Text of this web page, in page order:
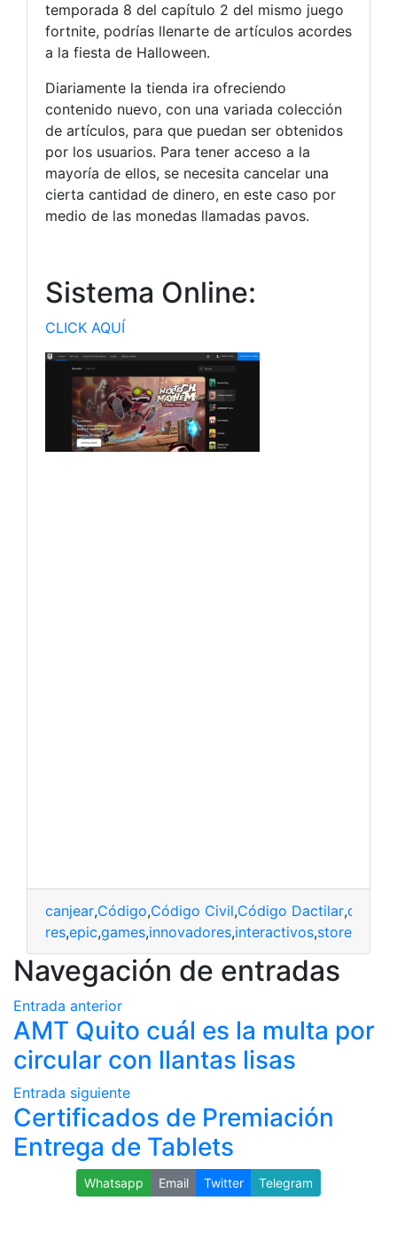
temporada 8 del capítulo 2 del mismo juego
fortnite, podrías llenarte de artículos acordes
a la fiesta de Halloween.
Diariamente la tienda ira ofreciendo
contenido nuevo, con una variada colección
de artículos, para que puedan ser obtenidos
por los usuarios. Para tener acceso a la
mayoría de ellos, se necesita cancelar una
cierta cantidad de dinero, en este caso por
medio de las monedas llamadas pavos.
Sistema Online:
CLICK AQUÍ
canjear,Código,Código Civil,Código Dactilar,código
,epic,games,innovadores,interactivos,store
Navegación de entradas
Entrada anterior
AMT Quito cuál es la multa por
circular con llantas lisas
Entrada siguiente
Certificados de Premiación
Entrega de Tablets
Whatsapp Email Twitter Telegram